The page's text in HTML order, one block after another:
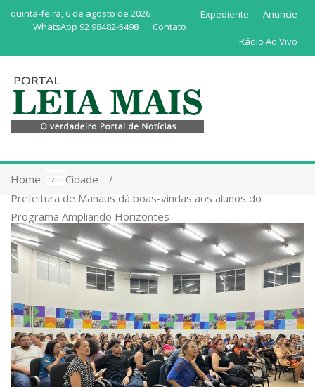
quinta-feira, 6 de agosto de 2026 Anuncie
Expediente
Contato
WhatsApp 92 98482-5498
Rádio Ao Vivo
Home
Cidade
Prefeitura de Manaus dá boas-vindas aos alunos do
Programa Ampliando Horizontes